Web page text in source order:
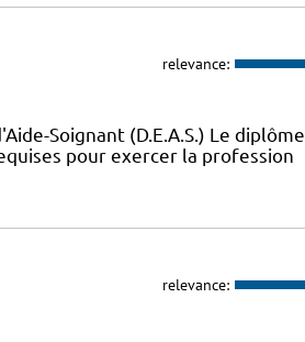
relevance:
Soignant (D.E.A.S.) Le diplôme
pour exercer la profession
relevance: